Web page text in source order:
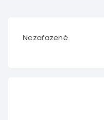
Nezařazené